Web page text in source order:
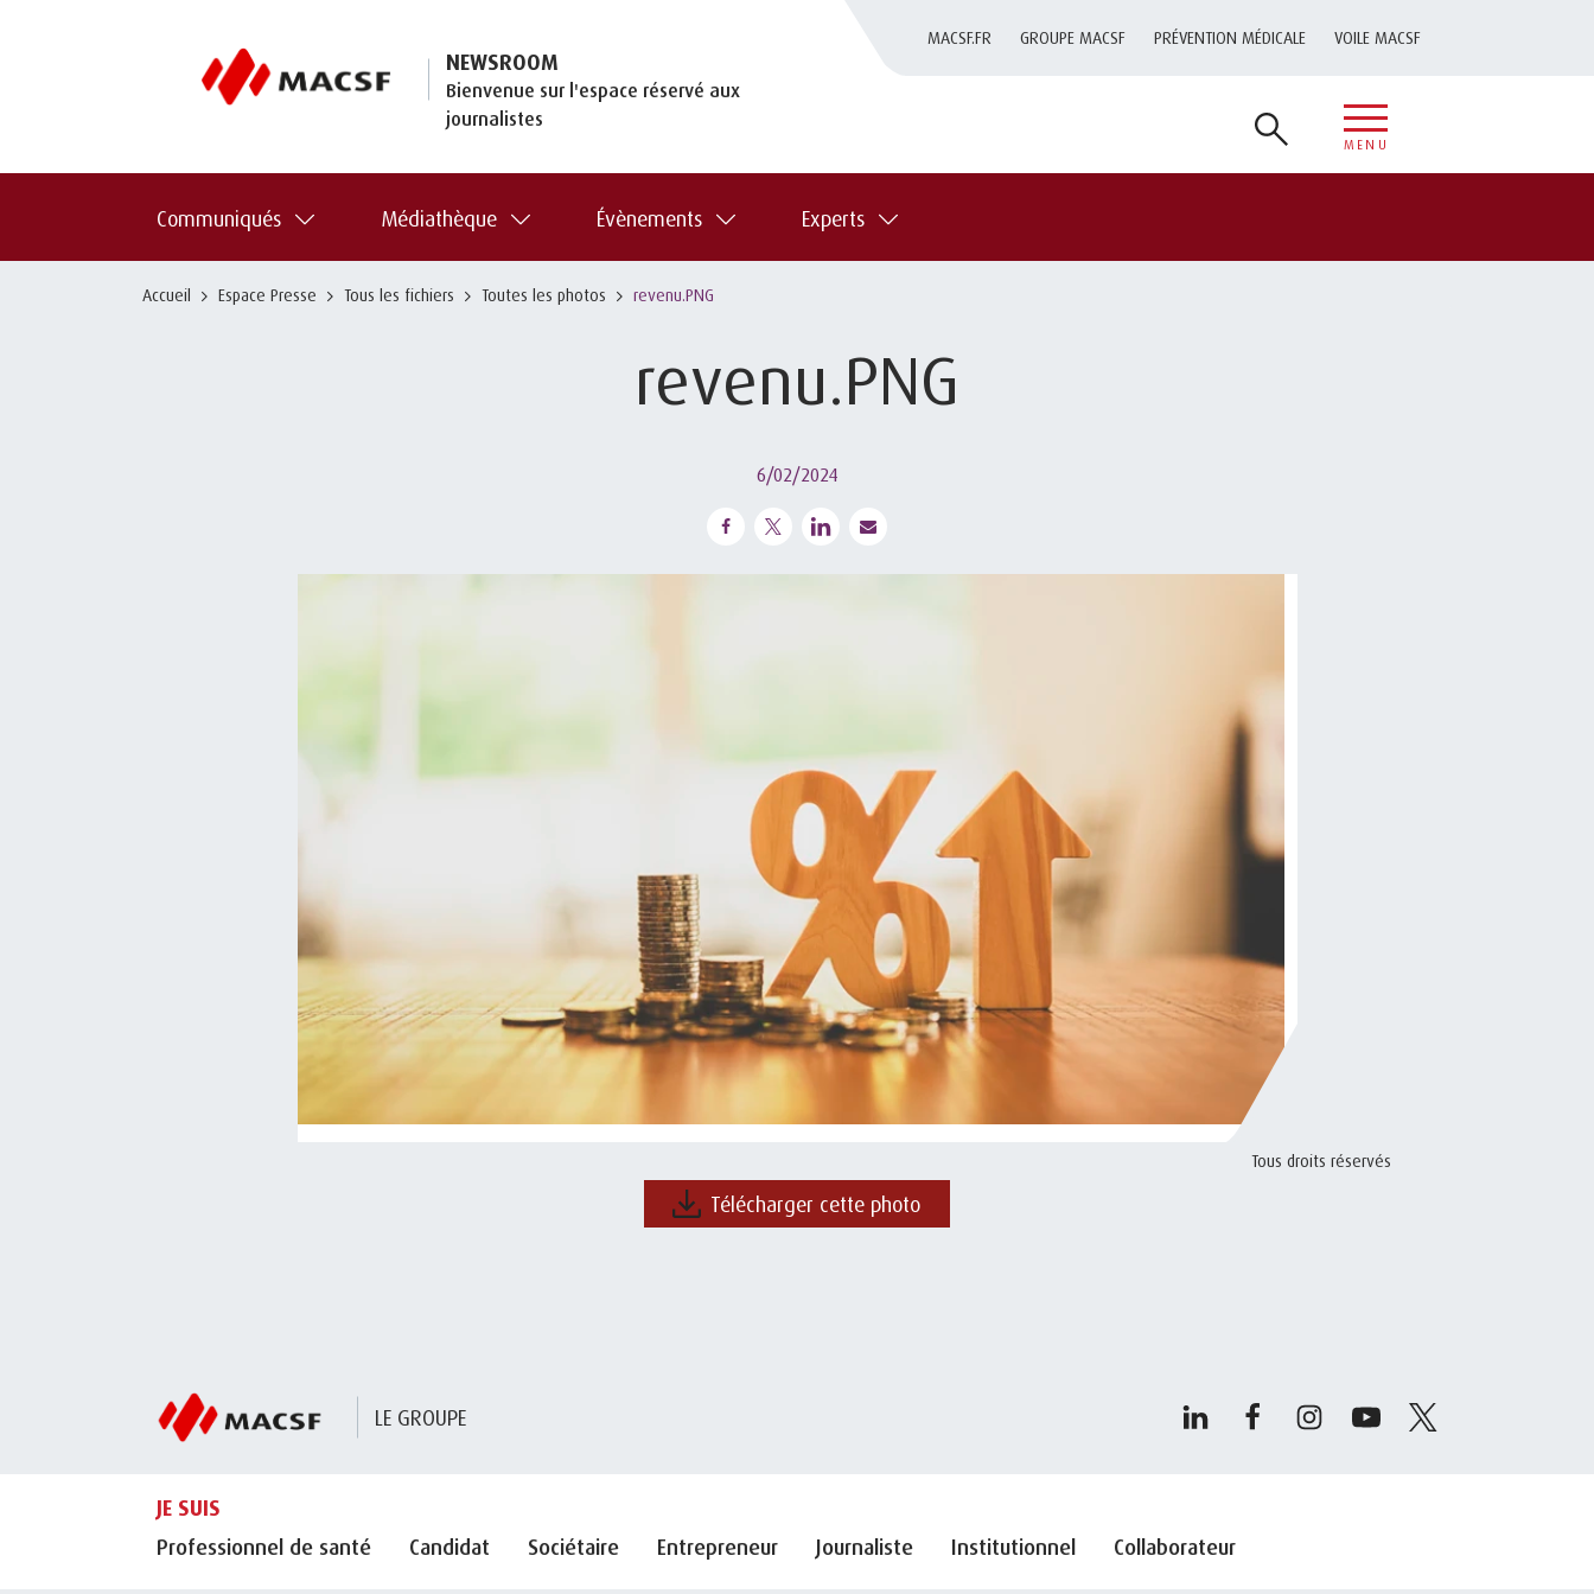
NEWSROOM
Bienvenue sur l'espace réservé aux
journalistes
MACSF.FR GROUPE MACSF PRÉVENTION MÉDICALE VOILE MACSF
MENU
Communiqués Médiathèque Évènements Experts
Accueil Espace Presse Tous les fichiers Toutes les photos revenu.PNG
revenu.PNG
6/02/2024
Tous droits réservés
Télécharger cette photo
LE GROUPE
JE SUIS
Professionnel de santé
Candidat Sociétaire Entrepreneur Journaliste Institutionnel Collaborateur